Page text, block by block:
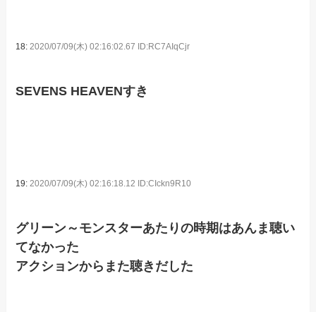
18: 2020/07/09(木) 02:16:02.67 ID:RC7AIqCjr
SEVENS HEAVENすき
19:2020/07/09(木) 02:16:18.12 ID:CIckn9R10
グリーン～モンスターあたりの時期はあんま聴い
てなかった
アクションからまた聴きだした